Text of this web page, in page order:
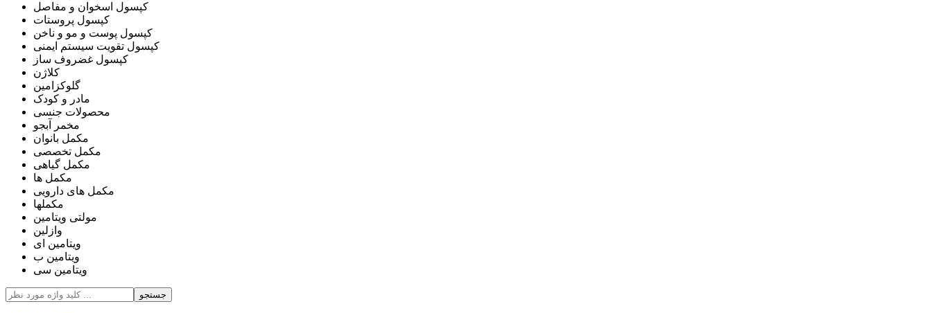
کپسول اسخوان و مفاصل
کپسول پروستات
کپسول پوست و مو و ناخن
کپسول تقویت سیستم ایمنی
کپسول غضروف ساز
کلاژن
گلوکزامین
مادر و کودک
محصولات جنسی
مخمر آبجو
مکمل بانوان
مکمل تخصصی
مکمل گیاهی
مکمل ها
مکمل های دارویی
مکملها
مولتی ویتامین
وازلین
ویتامین ای
ویتامین ب
ویتامین سی
جستجو